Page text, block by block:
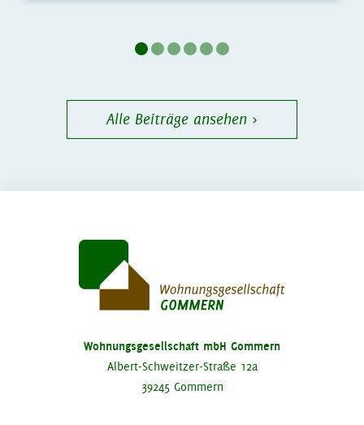
Alle Beiträge ansehen ›
Wohnungsgesellschaft mbH Gommern
Albert-Schweitzer-Straße 12a
39245 Gommern